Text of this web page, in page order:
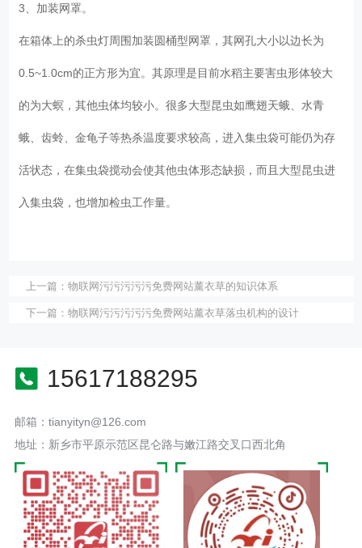
3、加装网罩。
在箱体上的杀虫灯周围加装圆桶型网罩，其网孔大小以边长为
0.5~1.0cm的正方形为宜。其原理是目前水稻主要害虫形体较大
的为大螟，其他虫体均较小。很多大型昆虫如鹰翅天蛾、水青
蛾、齿蛉、金龟子等热杀温度要求较高，进入集虫袋可能仍为存
活状态，在集虫袋搅动会使其他虫体形态缺损，而且大型昆虫进
入集虫袋，也增加检虫工作量。
上一篇： 物联网污污污污污免费网站薰衣草的知识体系
下一篇： 物联网污污污污污免费网站薰衣草落虫机构的设计
15617188295
邮箱：tianyityn@126.com
地址：新乡市平原示范区昆仑路与嫩江路交叉口西北角